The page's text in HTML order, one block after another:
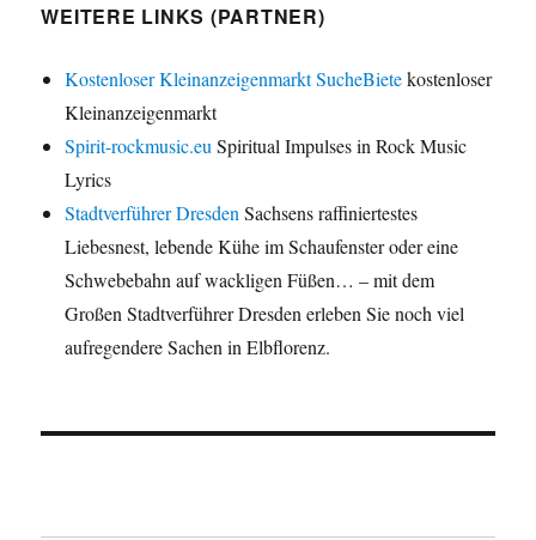
WEITERE LINKS (PARTNER)
Kostenloser Kleinanzeigenmarkt SucheBietekostenloser
Kleinanzeigenmarkt
Spirit-rockmusic.eu Spiritual Impulses in Rock Music
Lyrics
Stadtverführer Dresden Sachsens raffiniertestes
Liebesnest, lebende Kühe im Schaufenster oder eine
Schwebebahn auf wackligen Füßen… – mit dem
Großen Stadtverführer Dresden erleben Sie noch viel
aufregendere Sachen in Elbflorenz.